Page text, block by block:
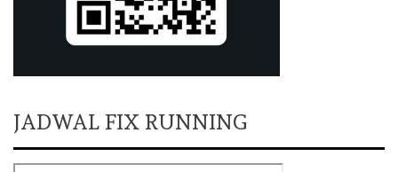
JADWAL FIX RUNNING